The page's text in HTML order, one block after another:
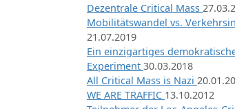
Dezentrale Critical Mass
Mobilitätswandel vs.
21.07.2019
Ein einzigartiges
Experiment 30.03.2018
All Critical Mass is Nazi
WE ARE TRAFFIC 13.10.2012